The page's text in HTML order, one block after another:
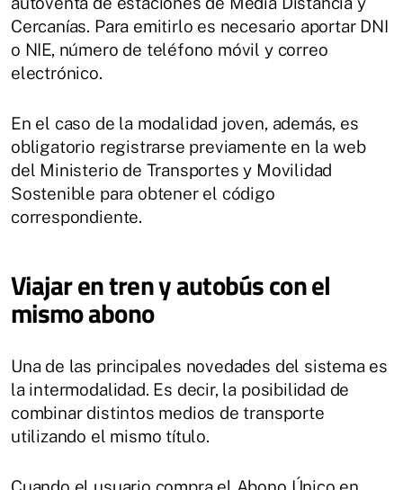
Cercanías. Para emitirlo es necesario aportar DNI
o NIE, número de teléfono móvil y correo
electrónico.
En el caso de la modalidad joven, además, es
obligatorio registrarse previamente en la web
del Ministerio de Transportes y Movilidad
Sostenible para obtener el código
correspondiente.
Viajar en tren y autobús con el
mismo abono
Una de las principales novedades del sistema es
la intermodalidad. Es decir, la posibilidad de
combinar distintos medios de transporte
utilizando el mismo título.